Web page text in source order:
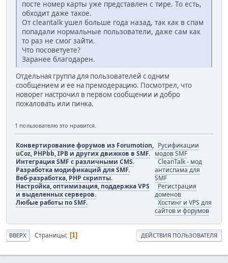
посте номер карты уже представлен с тире. То есть,
обходит даже такое.
От cleantalk ушел больше года назад, так как в спам
попадали нормальные пользователи, даже сам как
то раз не смог зайти.
Что посоветуете?
Заранее благодарен.
Отдельная группа для пользователей с одним
сообщением и ее на премодерацию. Посмотрел, что
новорег настрочил в первом сообщении и добро
пожаловать или пинка.
1 пользователю это нравится.
Конвертирование форумов из Forumotion,
uCoz, PHPbb, IPB и других движков в SMF.
Интеграция SMF с различными CMS.
Разработка модификаций для SMF.
Веб-разработка, PHP скрипты.
Настройка, оптимизация, поддержка VPS
и выделенных серверов.
Любые работы по SMF.
Русификации
модов SMF
CleanTalk - мод
антиспама для
SMF
Регистрация
доменов
Хостинг и VPS для
сайтов и форумов
ВВЕРХ Страницы 1 ДЕЙСТВИЯ ПОЛЬЗОВАТЕЛЯ